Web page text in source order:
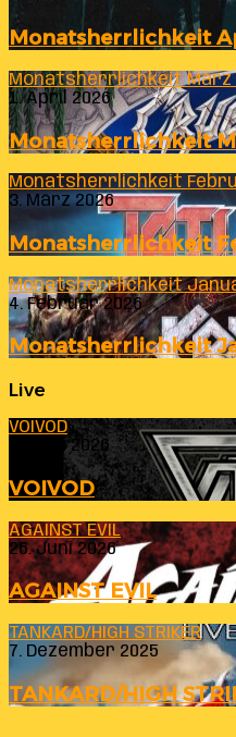
Monatsherrlichkeit
Monatsherrlichkeit März
1. April 2026
Monatsherrlichkeit
Monatsherrlichkeit
3. März 2026
Monatsherrlichkeit
Monatsherrlichkeit
4. Februar 2026
Monatsherrlichkeit
Live
VOIVOD
23. Juli 2026
VOIVOD
AGAINST EVIL
26. Juni 2026
AGAINST EVIL
TANKARD/HIGH STRIKER
7. Dezember 2025
TANKARD/HIGH